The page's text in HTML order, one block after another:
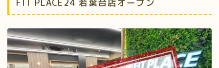
FIT PLACE24 若葉台店オープン